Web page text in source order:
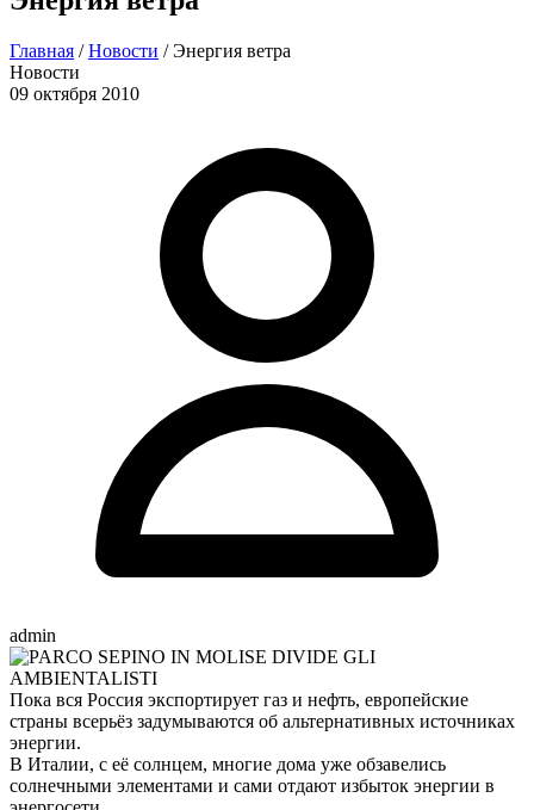
Главная / Новости / Энергия ветра
Новости
09 октября 2010
admin
Пока вся Россия экспортирует газ и нефть, европейские
страны всерьёз задумываются об альтернативных источниках
энергии.
В Италии, с её солнцем, многие дома уже обзавелись
солнечными элементами и сами отдают избыток энергии в